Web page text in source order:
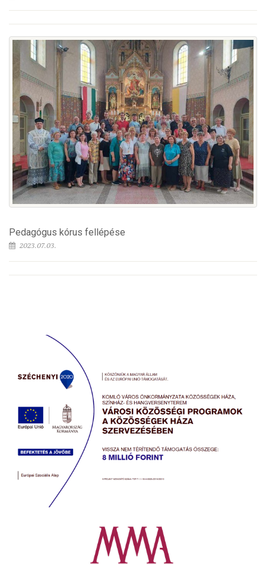
Pedagógus kórus fellépése
2023.07.03.